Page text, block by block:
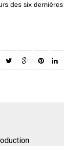
des six dernières